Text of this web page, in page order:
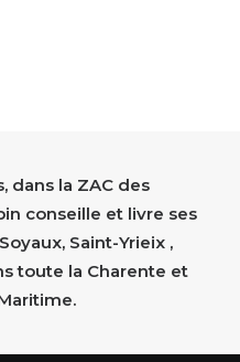
dans la ZAC des
conseille et livre ses
Saint-Yrieix ,
toute la Charente et